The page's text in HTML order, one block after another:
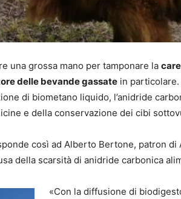
una grossa mano per tamponare la
delle bevande gassate in
di biometano liquido, l’anidride
e della conservazione dei cibi
così ad Alberto Bertone, patron di
della scarsità di anidride carbonica
«Con la diffusione di